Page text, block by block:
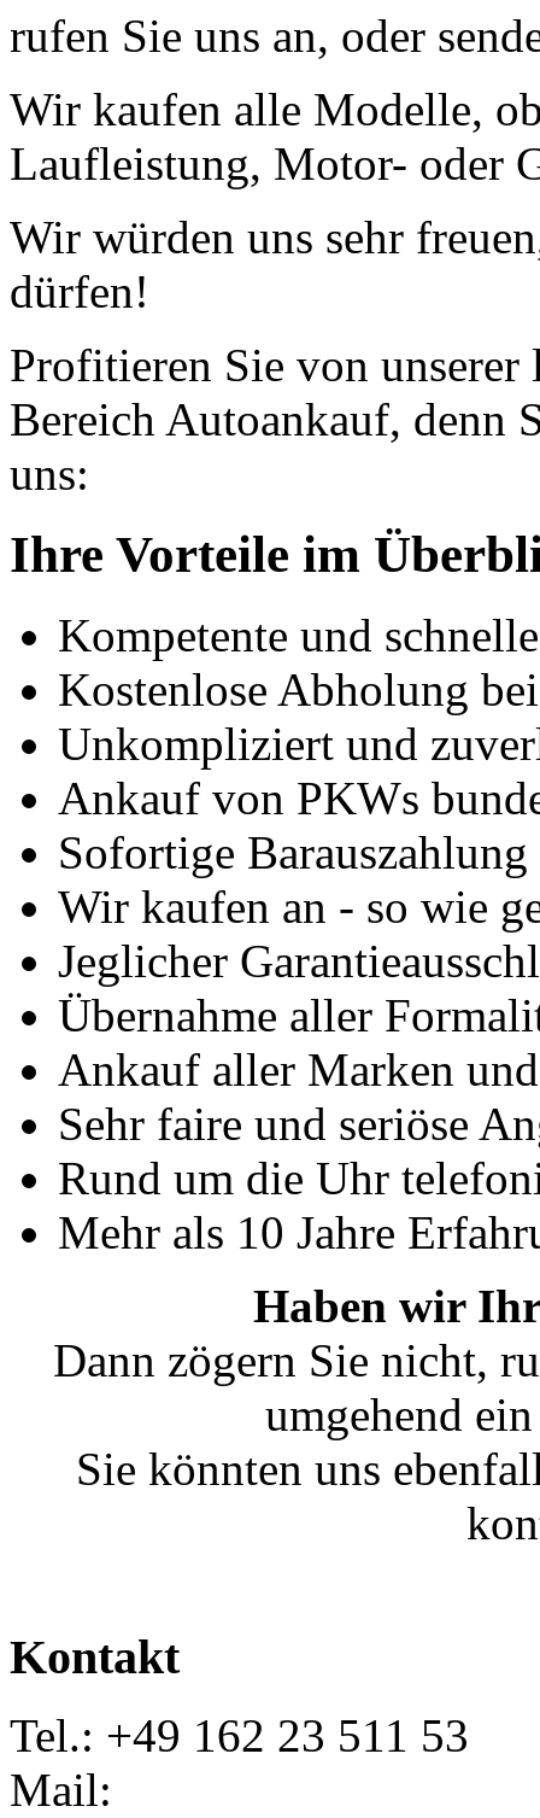
rufen Sie uns an, oder
Wir kaufen alle Modelle,
Laufleistung, Motor- oder
Wir würden uns sehr
dürfen!
Profitieren Sie von
Bereich Autoankauf, denn
uns:
Ihre Vorteile im
Kompetente und
Kostenlose Abholung
Unkompliziert und
Ankauf von PKWs
Sofortige
Wir kaufen an - so wie
Jeglicher
Übernahme aller
Ankauf aller Marken
Sehr faire und seriöse
Rund um die Uhr
Mehr als 10 Jahre
Haben wir Ihr
Dann zögern Sie nicht,
umgehend
Sie könnten uns
Kontakt
Tel.: +49 162 23 511 53
Mail: